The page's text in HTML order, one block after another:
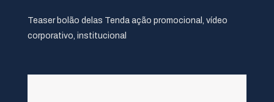
Teaser bolão delas Tenda ação promocional, vídeo
corporativo, institucional